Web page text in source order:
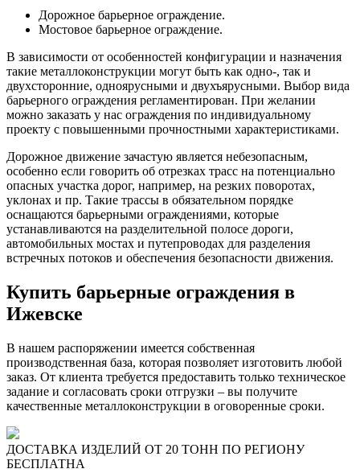
Дорожное барьерное ограждение.
Мостовое барьерное ограждение.
В зависимости от особенностей конфигурации и назначения
такие металлоконструкции могут быть как одно-, так и
двухсторонние, одноярусными и двухъярусными. Выбор вида
барьерного ограждения регламентирован. При желании
можно заказать у нас ограждения по индивидуальному
проекту с повышенными прочностными характеристиками.
Дорожное движение зачастую является небезопасным,
особенно если говорить об отрезках трасс на потенциально
опасных участка дорог, например, на резких поворотах,
уклонах и пр. Такие трассы в обязательном порядке
оснащаются барьерными ограждениями, которые
устанавливаются на разделительной полосе дороги,
автомобильных мостах и путепроводах для разделения
встречных потоков и обеспечения безопасности движения.
Купить барьерные ограждения в
Ижевске
В нашем распоряжении имеется собственная
производственная база, которая позволяет изготовить любой
заказ. От клиента требуется предоставить только техническое
задание и согласовать сроки отгрузки – вы получите
качественные металлоконструкции в оговоренные сроки.
ДОСТАВКА ИЗДЕЛИЙ ОТ 20 ТОНН ПО РЕГИОНУ
БЕСПЛАТНА